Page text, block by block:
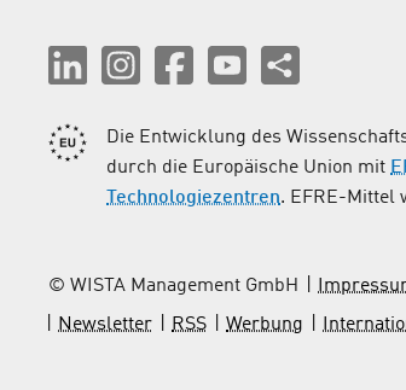
Die Entwicklung des
durch die Europäische Union mit
Technologiezentren. EFRE-Mittel
© WISTA Management GmbH
Newsletter
RSS Werbung